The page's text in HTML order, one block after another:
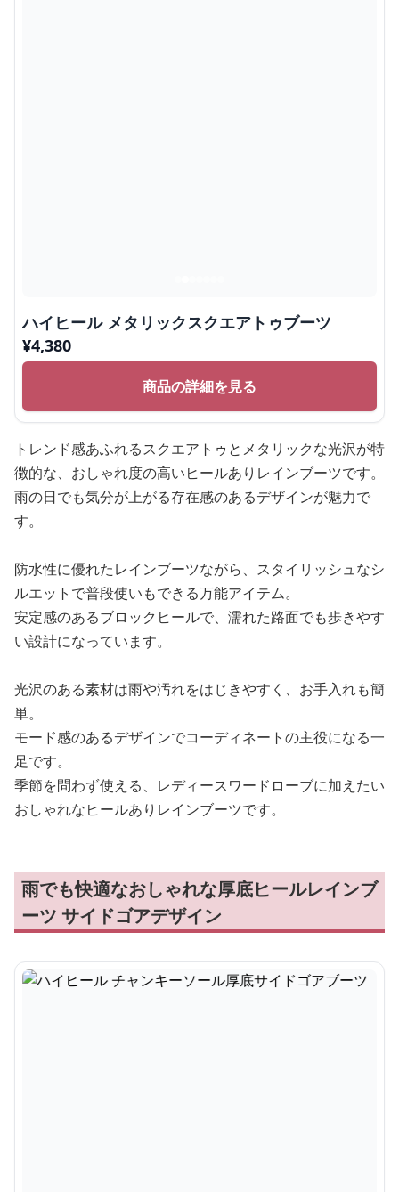
ハイヒール メタリックスクエアトゥブーツ
¥4,380
商品の詳細を見る
トレンド感あふれるスクエアトゥとメタリックな光沢が特
徴的な、おしゃれ度の高いヒールありレインブーツです。
雨の日でも気分が上がる存在感のあるデザインが魅力で
す。
防水性に優れたレインブーツながら、スタイリッシュなシ
ルエットで普段使いもできる万能アイテム。
安定感のあるブロックヒールで、濡れた路面でも歩きやす
い設計になっています。
光沢のある素材は雨や汚れをはじきやすく、お手入れも簡
単。
モード感のあるデザインでコーディネートの主役になる一
足です。
季節を問わず使える、レディースワードローブに加えたい
おしゃれなヒールありレインブーツです。
雨でも快適なおしゃれな厚底ヒールレインブ
ーツ サイドゴアデザイン